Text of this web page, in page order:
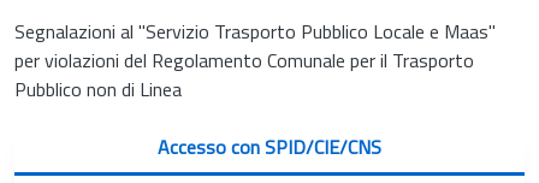
Segnalazioni al "Servizio Trasporto Pubblico Locale e Maas"
per violazioni del Regolamento Comunale per il Trasporto
Pubblico non di Linea
Accesso con SPID/CIE/CNS